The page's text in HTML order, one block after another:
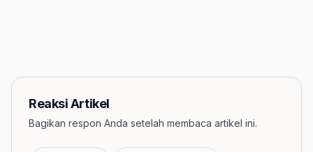
Reaksi Artikel
Bagikan respon Anda setelah membaca artikel ini.